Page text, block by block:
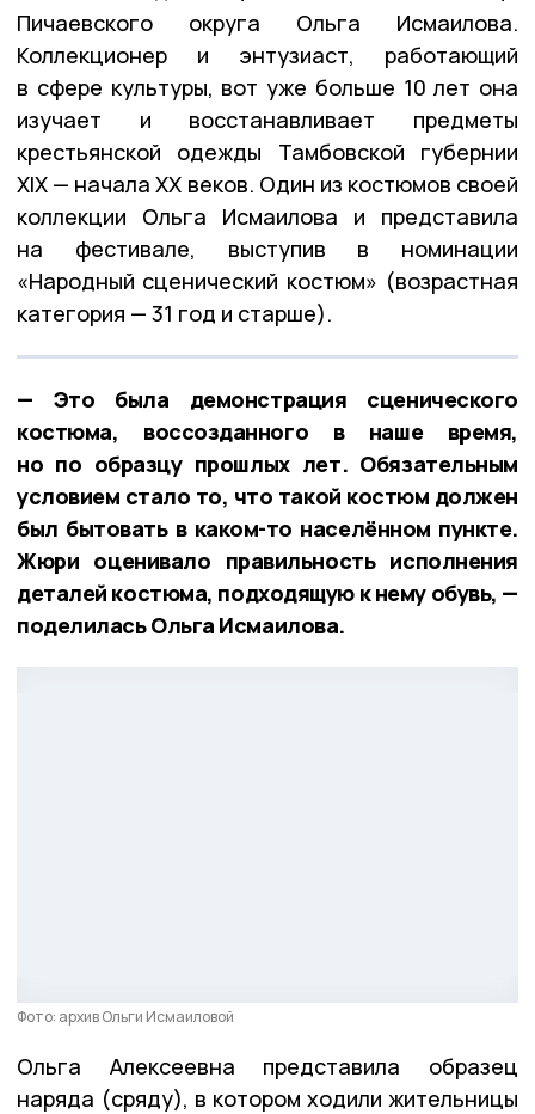
Пичаевского округа Ольга Исмаилова.
Коллекционер и энтузиаст, работающий
в сфере культуры, вот уже больше 10 лет она
изучает и восстанавливает предметы
крестьянской одежды Тамбовской губернии
XIX — начала XX веков. Один из костюмов своей
коллекции Ольга Исмаилова и представила
на фестивале, выступив в номинации
«Народный сценический костюм» (возрастная
категория — 31 год и старше).
— Это была демонстрация сценического
костюма, воссозданного в наше время,
но по образцу прошлых лет. Обязательным
условием стало то, что такой костюм должен
был бытовать в каком-то населённом пункте.
Жюри оценивало правильность исполнения
деталей костюма, подходящую к нему обувь, —
поделилась Ольга Исмаилова.
Фото: архив Ольги Исмаиловой
Ольга Алексеевна представила образец
наряда (сряду), в котором ходили жительницы